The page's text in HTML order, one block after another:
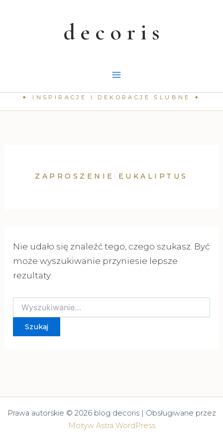
ZAPROSZENIE EUKALIPTUS
Nie udało się znaleźć tego, czego szukasz. Być
może wyszukiwanie przyniesie lepsze
rezultaty.
Szukaj
dla:
Prawa autorskie © 2026 blog decoris | Obsługiwane przez
Motyw Astra WordPress